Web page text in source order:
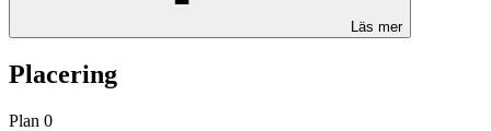
Läs mer
Placering
Plan 0